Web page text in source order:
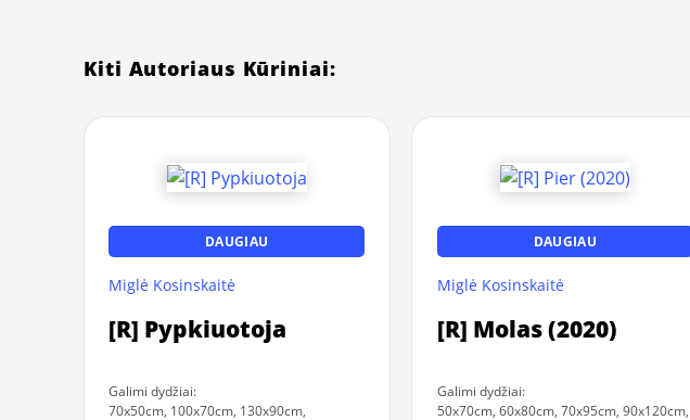
Kiti Autoriaus Kūriniai:
DAUGIAU
Miglė Kosinskaitė
[R] Pypkiuotoja
Galimi dydžiai:
70x50cm, 100x70cm, 130x90cm,
DAUGIAU
Miglė Kosinskaitė
[R] Molas (2020)
Galimi dydžiai:
50x70cm, 60x80cm, 70x95cm, 90x120cm,